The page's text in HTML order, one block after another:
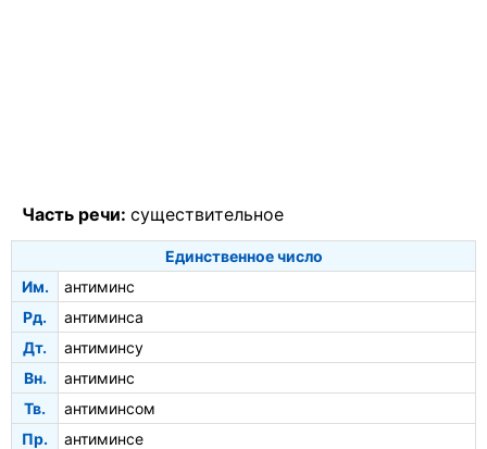
Часть речи: существительное
Единственное число
Им.
антиминс
Рд.
антиминса
Дт.
антиминсу
Вн.
антиминс
Тв.
антиминсом
Пр.
антиминсе